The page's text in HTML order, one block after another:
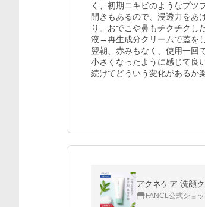
く、初期ニキビのようなプツ
開きもあるので、浸透力をあ
り。おでこや鼻もチクチク
液→再生成分クリームで蓋を
翌朝、赤みもなく、使用一回
小さくなったように感じて良
続けてどういう変化があるか
アクネケア 洗顔
FANCL公式ショ